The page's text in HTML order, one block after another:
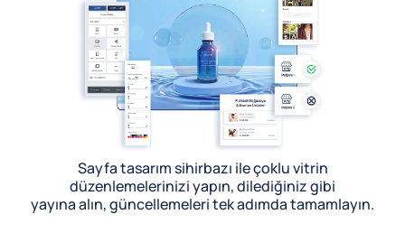
Sayfa tasarım sihirbazı ile çoklu vitrin
düzenlemelerinizi yapın, dilediğiniz gibi
yayına alın, güncellemeleri tek adımda tamamlayın.